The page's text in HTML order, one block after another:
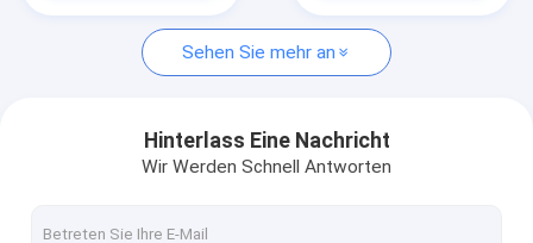
Laborball-Mühlmaschine
Medikations-Verpackmaschine
Vakuumhandschuhschachtel
Sehen Sie mehr an
Hinterlass Eine Nachricht
Wir Werden Schnell Antworten